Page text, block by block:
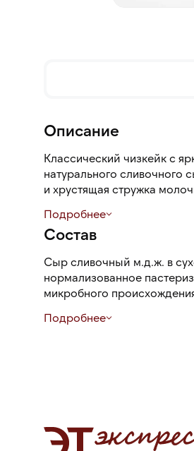
Описание
Классический чизкейк с
натурального сливочного
и хрустящая стружка
отделен бумажной
Подробнее
Состав
Сыр сливочный м.д.ж. в
нормализованное
микробного
сливки питьевые м.ж.д.
яичные, молоко сухое
пищевая поваренная,
Подробнее